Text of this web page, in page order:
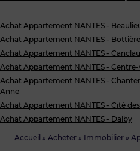
Accueil » Acheter » Immobilier »
Achat Appartement NANTES -
Achat Appartement NANTES -
Achat Appartement NANTES -
Achat Appartement NANTES -
Achat Appartement NANTES -
Anne
Achat Appartement NANTES - Cité
Achat Appartement NANTES - Dalby